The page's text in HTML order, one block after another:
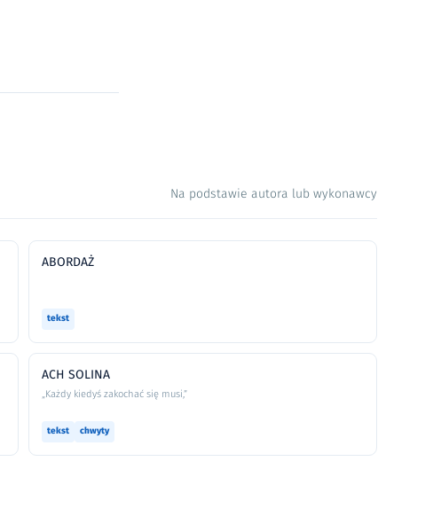
Na podstawie autora lub wykonawcy
ABORDAŻ
tekst
ACH SOLINA
„Każdy kiedyś zakochać się musi,”
tekst chwyty